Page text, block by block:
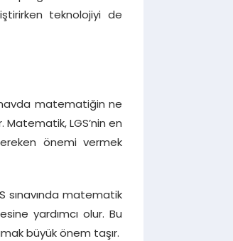
teknolojiyi de
matematiğin ne
Matematik, LGS’nin en
önemi vermek
sınavında matematik
yardımcı olur. Bu
büyük önem taşır.